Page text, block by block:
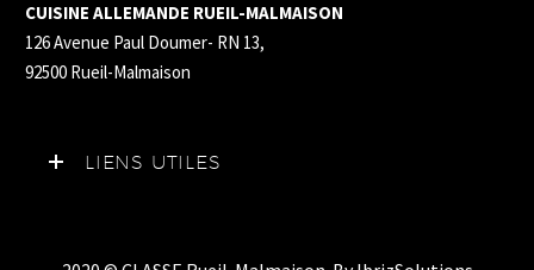
CUISINE ALLEMANDE RUEIL-MALMAISON
126 Avenue Paul Doumer- RN 13,
92500 Rueil-Malmaison
LIENS UTILES